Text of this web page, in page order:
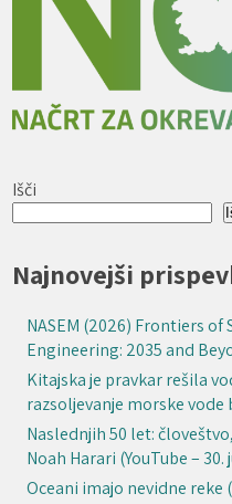
Išči
Najnovejši
NASEM (2026) Frontiers of
Engineering: 2035 and
Kitajska je pravkar rešila
razsoljevanje morske vode
Naslednjih 50 let:
Noah Harari (YouTube – 30.
Oceani imajo nevidne reke